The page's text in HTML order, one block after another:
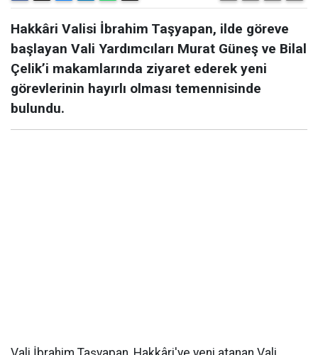
Hakkâri Valisi İbrahim Taşyapan, ilde göreve
başlayan Vali Yardımcıları Murat Güneş ve Bilal
Çelik’i makamlarında ziyaret ederek yeni
görevlerinin hayırlı olması temennisinde
bulundu.